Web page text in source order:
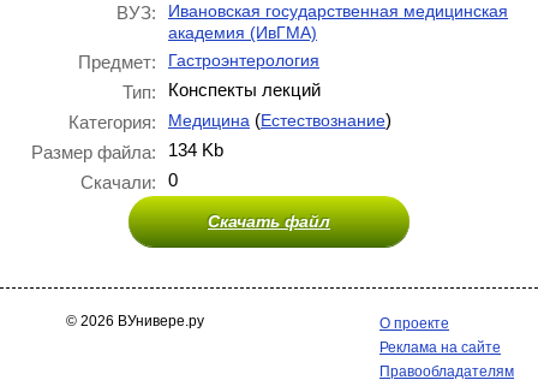
ВУЗ:
Ивановская государственная медицинская
академия (ИвГМА)
Предмет: Гастроэнтерология
Тип:
Конспекты лекций
Категория:
Медицина (Естествознание)
Размер файла:
134 Kb
Скачали:
0
Скачать файл
© 2026 ВУнивере.ру
О проекте
Реклама на сайте
Правообладателям